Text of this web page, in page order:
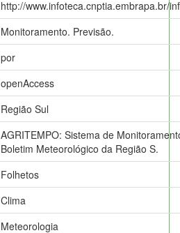
http://www.infoteca.cnptia.embrapa.br/
Monitoramento. Previsão.
por
openAccess
Região Sul
AGRITEMPO: Sistema de
Boletim Meteorológico da Região S.
Folhetos
Clima
Meteorologia